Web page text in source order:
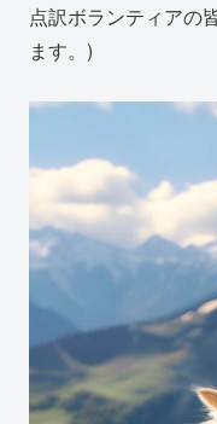
点訳ボランティアの
ます。)